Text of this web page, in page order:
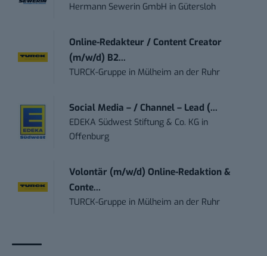
Hermann Sewerin GmbH in Gütersloh
Online-Redakteur / Content Creator
(m/w/d) B2...
TURCK-Gruppe in Mülheim an der Ruhr
Social Media – / Channel – Lead (...
EDEKA Südwest Stiftung & Co. KG in
Offenburg
Volontär (m/w/d) Online-Redaktion &
Conte...
TURCK-Gruppe in Mülheim an der Ruhr